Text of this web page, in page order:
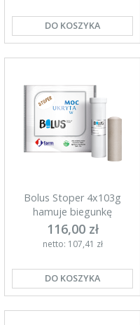
DO KOSZYKA
Bolus Stoper 4x103g
hamuje biegunkę
116,00 zł
netto: 107,41 zł
DO KOSZYKA